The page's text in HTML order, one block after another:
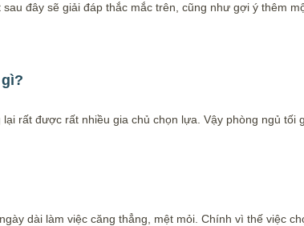
đây sẽ giải đáp thắc mắc trên, cũng như gợi ý thêm
rất được rất nhiều gia chủ chọn lựa. Vậy phòng ngủ
dài làm việc căng thẳng, mệt mỏi. Chính vì thế việc